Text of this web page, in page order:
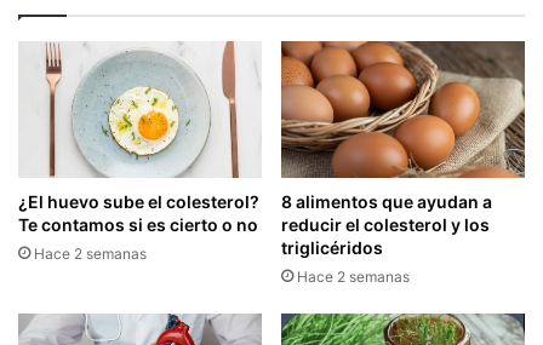
¿El huevo sube el colesterol?
Te contamos si es cierto o no
Hace 2 semanas
8 alimentos que ayudan a
reducir el colesterol y los
triglicéridos
Hace 2 semanas